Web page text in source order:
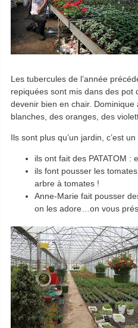
Les tubercules de l’année
repiquées sont mis dans des
devenir bien en chair.
blanches, des oranges, des
Ils sont plus qu’un jardin, c’est
ils ont fait des PATATOM :
ils font pousser les
arbre à tomates !
Anne-Marie fait pousser
on les adore…on vous